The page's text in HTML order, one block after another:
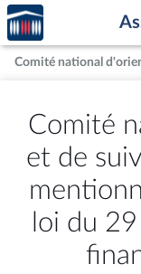
Aller au contenu
Aller en bas de la
Accèder
à la
page
d'accueil
Comité
et de
loi du